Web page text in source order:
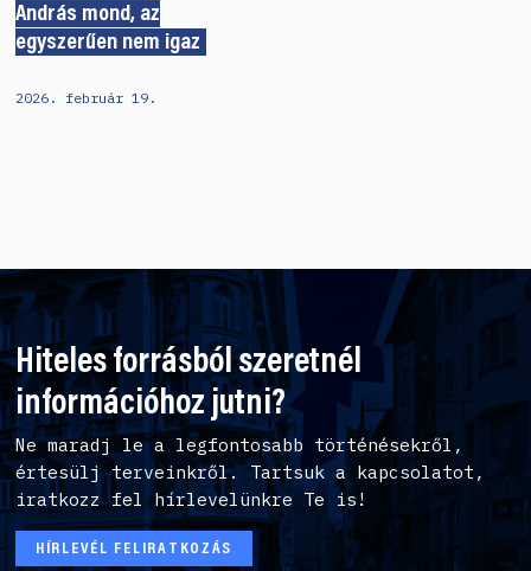
András mond, az
egyszerűen nem igaz
2026. február 19.
Hiteles forrásból szeretnél
információhoz jutni?
Ne maradj le a legfontosabb történésekről,
értesülj terveinkről. Tartsuk a kapcsolatot,
iratkozz fel hírlevelünkre Te is!
HÍRLEVÉL FELIRATKOZÁS